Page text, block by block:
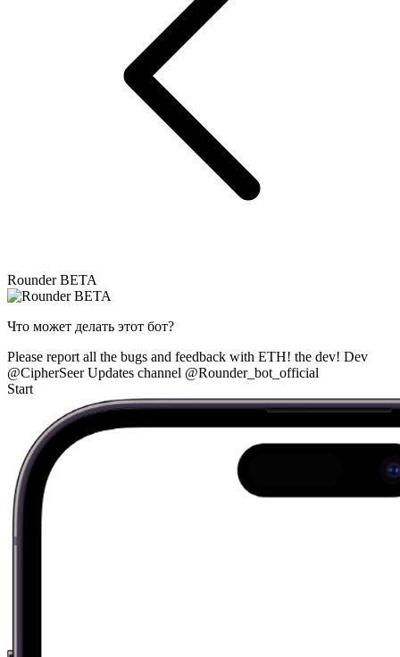
Rounder BETA
Что может делать этот бот?
Please report all the bugs and feedback with ETH! the dev! Dev
@CipherSeer Updates channel @Rounder_bot_official
Start